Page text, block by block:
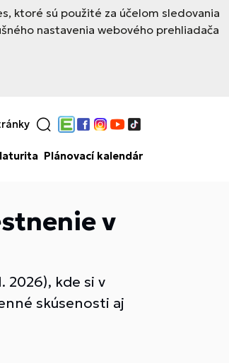
ktoré sú použité za účelom sledovania
nastavenia webového prehliadača
Edupage
Facebook
Instagram
YouTube
TikTok
Plánovací kalendár
v
2026), kde si v
skúsenosti aj